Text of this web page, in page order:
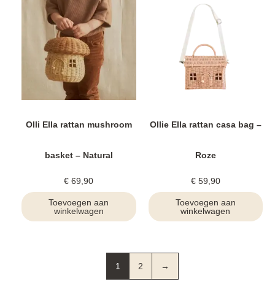
Olli Ella rattan mushroom
basket – Natural
€ 69,90
Toevoegen aan
winkelwagen
Ollie Ella rattan casa bag –
Roze
€59,90
Toevoegen aan
winkelwagen
1 2 →